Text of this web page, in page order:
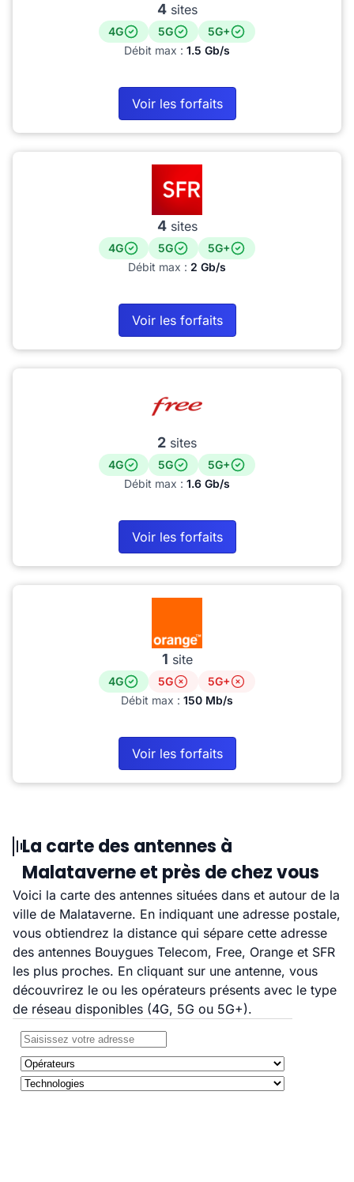
4sites
4G 5G
5G+
Débit max : 1.5 Gb/s
Voir les forfaits
4sites
4G 5G
5G+
Débit max : 2 Gb/s
Voir les forfaits
2 sites
4G 5G
5G+
Débit max : 1.6 Gb/s
Voir les forfaits
1 site
4G 5G
5G+
Débit max : 150 Mb/s
Voir les forfaits
La carte des antennes à
Malataverne et près de chez vous
Voici la carte des antennes situées dans et autour de la
ville de Malataverne. En indiquant une adresse postale,
vous obtiendrez la distance qui sépare cette adresse
des antennes Bouygues Telecom, Free, Orange et SFR
les plus proches. En cliquant sur une antenne, vous
découvrirez le ou les opérateurs présents avec le type
de réseau disponibles (4G, 5G ou 5G+).